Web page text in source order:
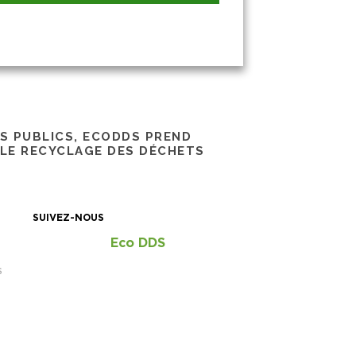
PUBLICS, ECODDS PREND
RECYCLAGE DES DÉCHETS
SUIVEZ-NOUS
Eco DDS